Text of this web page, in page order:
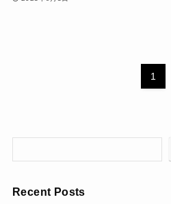
1
Recent Posts